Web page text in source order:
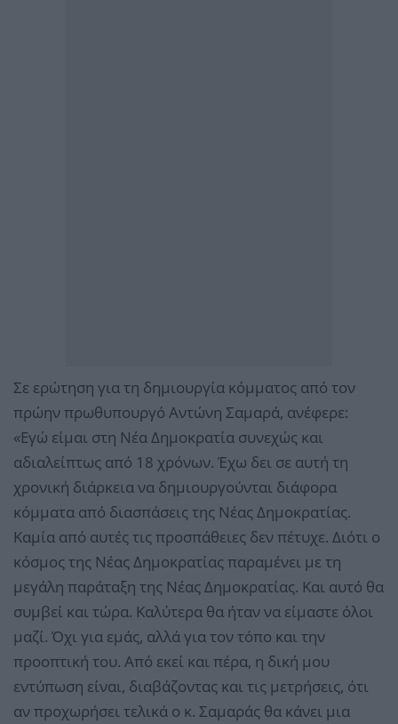
Σε ερώτηση για τη δημιουργία κόμματος από τον
πρώην πρωθυπουργό Αντώνη Σαμαρά, ανέφερε:
«Εγώ είμαι στη Νέα Δημοκρατία συνεχώς και
αδιαλείπτως από 18 χρόνων. Έχω δει σε αυτή τη
χρονική διάρκεια να δημιουργούνται διάφορα
κόμματα από διασπάσεις της Νέας Δημοκρατίας.
Καμία από αυτές τις προσπάθειες δεν πέτυχε. Διότι ο
κόσμος της Νέας Δημοκρατίας παραμένει με τη
μεγάλη παράταξη της Νέας Δημοκρατίας. Και αυτό θα
συμβεί και τώρα. Καλύτερα θα ήταν να είμαστε όλοι
μαζί. Όχι για εμάς, αλλά για τον τόπο και την
προοπτική του. Από εκεί και πέρα, η δική μου
εντύπωση είναι, διαβάζοντας και τις μετρήσεις, ότι
αν προχωρήσει τελικά ο κ. Σαμαράς θα κάνει μια